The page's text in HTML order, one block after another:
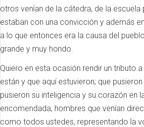
otros venían de la cátedra, de la escuela
estaban con una convicción y además
a lo que entonces era la causa del
grande y muy hondo.
Quiero en esta ocasión rendir un tributo
están y que aquí estuvieron; que
pusieron su inteligencia y su corazón en
encomendada, hombres que venían
como todos ustedes, representando la